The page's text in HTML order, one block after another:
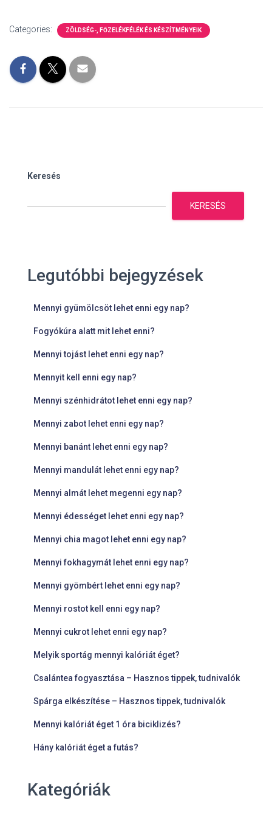
Categories: ZÖLDSÉG-, FŐZELÉKFÉLÉK ÉS KÉSZÍTMÉNYEIK
Keresés
KERESÉS
Legutóbbi bejegyzések
Mennyi gyümölcsöt lehet enni egy nap?
Fogyókúra alatt mit lehet enni?
Mennyi tojást lehet enni egy nap?
Mennyit kell enni egy nap?
Mennyi szénhidrátot lehet enni egy nap?
Mennyi zabot lehet enni egy nap?
Mennyi banánt lehet enni egy nap?
Mennyi mandulát lehet enni egy nap?
Mennyi almát lehet megenni egy nap?
Mennyi édességet lehet enni egy nap?
Mennyi chia magot lehet enni egy nap?
Mennyi fokhagymát lehet enni egy nap?
Mennyi gyömbért lehet enni egy nap?
Mennyi rostot kell enni egy nap?
Mennyi cukrot lehet enni egy nap?
Melyik sportág mennyi kalóriát éget?
Csalántea fogyasztása – Hasznos tippek, tudnivalók
Spárga elkészítése – Hasznos tippek, tudnivalók
Mennyi kalóriát éget 1 óra biciklizés?
Hány kalóriát éget a futás?
Kategóriák